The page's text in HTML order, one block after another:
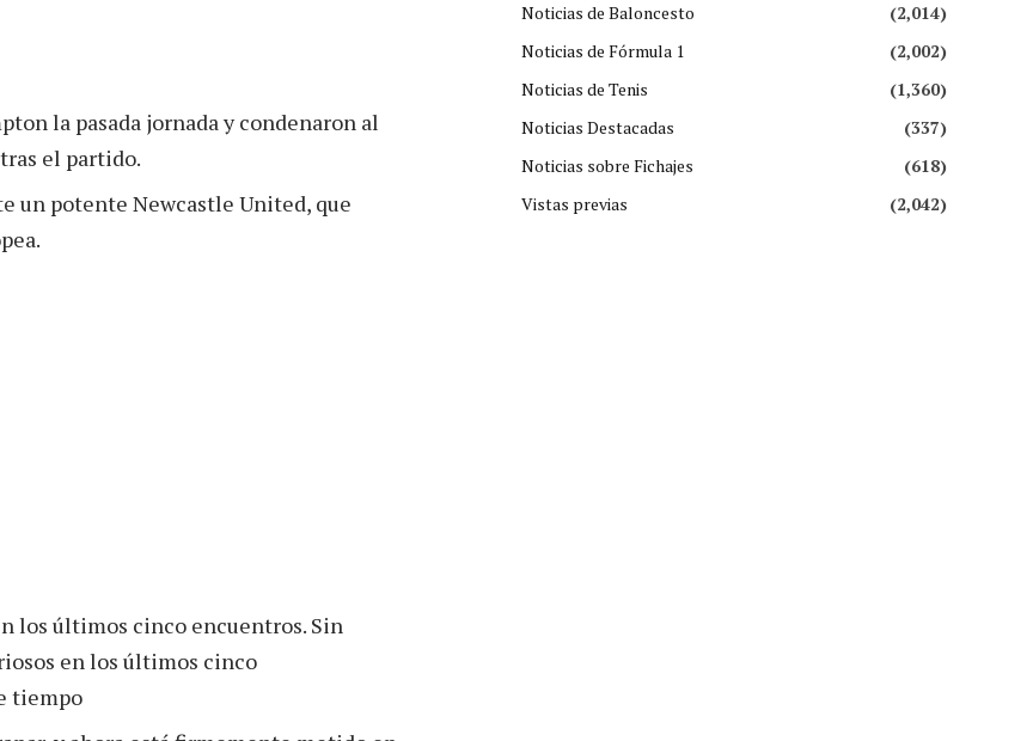
la pasada jornada y condenaron al
el partido.
un potente Newcastle United, que
los últimos cinco encuentros. Sin
en los últimos cinco
tiempo
Noticias de Baloncesto
(2,014)
Noticias de Fórmula 1
(2,002)
Noticias de Tenis
(1,360)
Noticias Destacadas
(337)
Noticias sobre Fichajes
(618)
Vistas previas
(2,042)